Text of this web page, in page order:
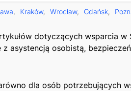
Kraków Wrocław Gdańsk
dotyczących wsparcia w
asystencją osobistą,
dla osób potrzebujących